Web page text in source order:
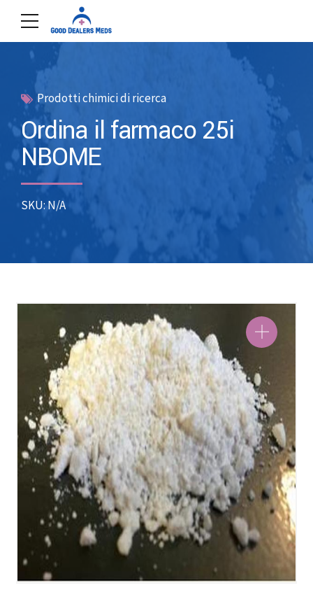
Prodotti chimici di ricerca
Ordina il farmaco 25i
NBOME
SKU: N/A